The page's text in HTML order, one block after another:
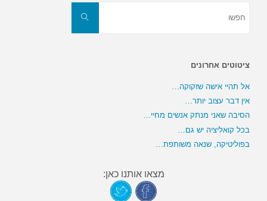
חפשו
ציטוטים אחרונים
אל תהיי אישה שזקוקה…
אין דבר עצוב יותר…
הסיבה שאני מנתק אנשים מחיי…
בכל קואליציה יש גם…
בפוליטיקה, שנאה משותפת…
מצאו אותנו כאן: